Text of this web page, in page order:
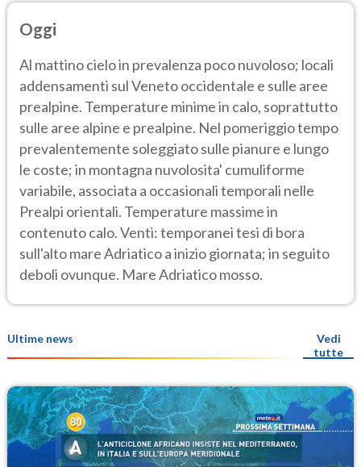
Oggi
Al mattino cielo in prevalenza poco nuvoloso; locali
addensamenti sul Veneto occidentale e sulle aree
prealpine. Temperature minime in calo, soprattutto
sulle aree alpine e prealpine. Nel pomeriggio tempo
prevalentemente soleggiato sulle pianure e lungo
le coste; in montagna nuvolosita' cumuliforme
variabile, associata a occasionali temporali nelle
Prealpi orientali. Temperature massime in
contenuto calo. Venti: temporanei tesi di bora
sull'alto mare Adriatico a inizio giornata; in seguito
deboli ovunque. Mare Adriatico mosso.
Ultime news
Vedi
tutte